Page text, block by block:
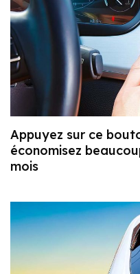
Appuyez sur ce
économisez
mois